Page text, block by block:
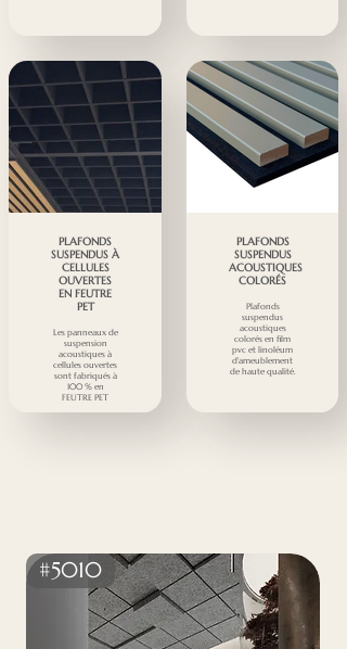
PLAFONDS
SUSPENDUS À
CELLULES
OUVERTES
EN FEUTRE
PET
Les panneaux de
suspension
acoustiques à
cellules ouvertes
sont fabriqués à
100 % en
FEUTRE PET
PLAFONDS
SUSPENDUS
ACOUSTIQUES
COLORÉS
Plafonds
suspendus
acoustiques
colorés en film
pvc et linoléum
d'ameublement
de haute qualité.
#5010